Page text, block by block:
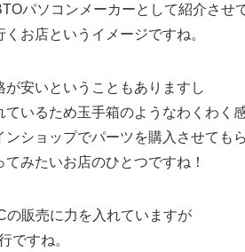
パソコンメーカーとして紹介させ
お店というイメージですね。
安いということもありますし
いるため玉手箱のようなわくわく
ショップでパーツを購入させてもら
みたいお店のひとつですね！
販売に力を入れていますが
ですね。